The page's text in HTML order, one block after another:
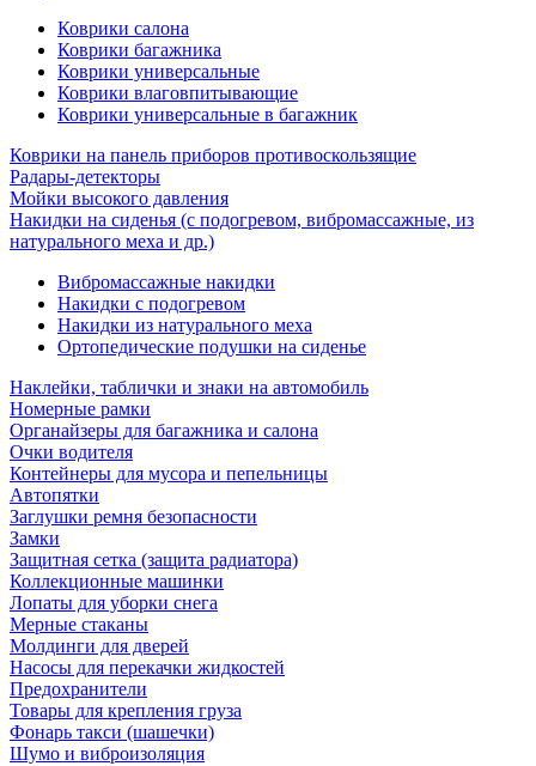
Коврики салона
Коврики багажника
Коврики универсальные
Коврики влаговпитывающие
Коврики универсальные в багажник
Коврики на панель приборов противоскользящие
Радары-детекторы
Мойки высокого давления
Накидки на сиденья (с подогревом, вибромассажные, из
натурального меха и др.)
Вибромассажные накидки
Накидки с подогревом
Накидки из натурального меха
Ортопедические подушки на сиденье
Наклейки, таблички и знаки на автомобиль
Номерные рамки
Органайзеры для багажника и салона
Очки водителя
Контейнеры для мусора и пепельницы
Автопятки
Заглушки ремня безопасности
Замки
Защитная сетка (защита радиатора)
Коллекционные машинки
Лопаты для уборки снега
Мерные стаканы
Молдинги для дверей
Насосы для перекачки жидкостей
Предохранители
Товары для крепления груза
Фонарь такси (шашечки)
Шумо и виброизоляция